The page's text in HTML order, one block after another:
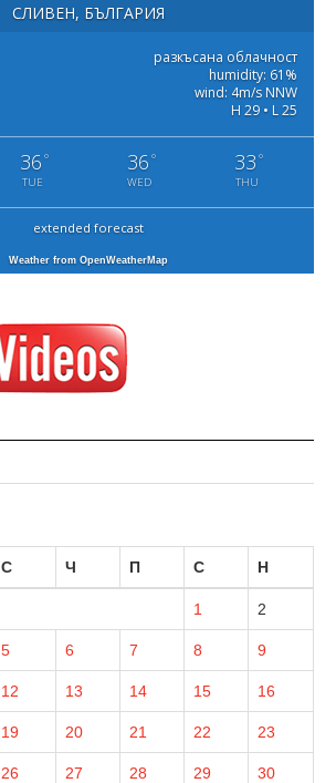
СЛИВЕН, БЪЛГАРИЯ
разкъсана облачност
humidity: 61%
wind: 4m/s NNW
H 29 • L 25
36 °
TUE
36 °
WED
33 °
THU
extended forecast
Weather from OpenWeatherMap
С Ч П С Н
1 2
5 6 7 8 9
12 13 14 15 16
19 20 21 22 23
26 27 28 29 30